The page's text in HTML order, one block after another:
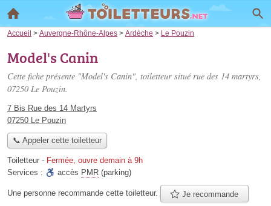
Accueil > Auvergne-Rhône-Alpes > Ardèche > Le Pouzin
Model's Canin
Cette fiche présente "Model's Canin", toiletteur situé rue des 14 martyrs,
07250 Le Pouzin.
7 Bis Rue des 14 Martyrs
07250 Le Pouzin
📞 Appeler cette toiletteur
Toiletteur - Fermée, ouvre demain à 9h
Services :
accès PMR (parking)
Une personne recommande cette toiletteur. Je recommande